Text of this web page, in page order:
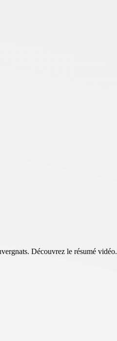
Découvrez le résumé vidéo.